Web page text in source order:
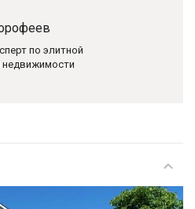
по элитной
недвижимости